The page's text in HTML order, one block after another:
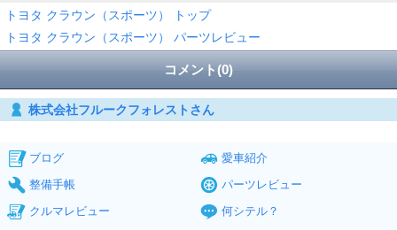
トヨタ クラウン（スポーツ） トップ
トヨタ クラウン（スポーツ） パーツレビュー
コメント(0)
株式会社フルークフォレストさん
ブログ
愛車紹介
整備手帳
パーツレビュー
クルマレビュー
何シテル？